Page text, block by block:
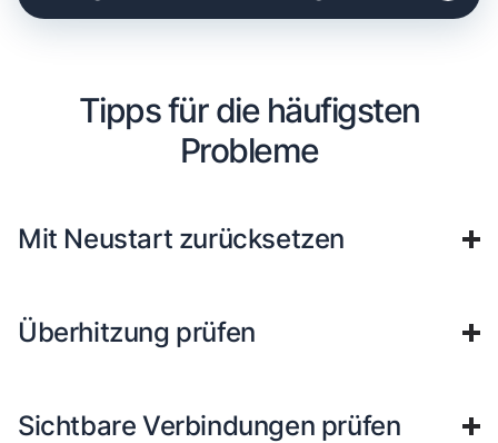
Tipps für die häufigsten
Probleme
Mit Neustart zurücksetzen
Überhitzung prüfen
Sichtbare Verbindungen prüfen